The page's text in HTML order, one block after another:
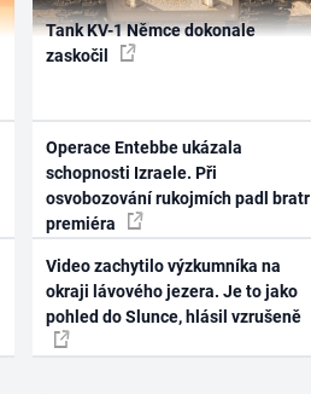
Tank KV-1 Němce dokonale
zaskočil
Operace Entebbe ukázala
schopnosti Izraele. Při
osvobozování rukojmích padl bratr
premiéra
Video zachytilo výzkumníka na
okraji lávového jezera. Je to jako
pohled do Slunce, hlásil vzrušeně